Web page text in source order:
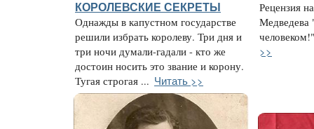
КОРОЛЕВСКИЕ СЕКРЕТЫ
Однажды в капустном государстве
решили избрать королеву. Три дня и
три ночи думали-гадали - кто же
достоин носить это звание и корону.
Тугая строгая ... Читать >>
Рецензия
Медведева
>>